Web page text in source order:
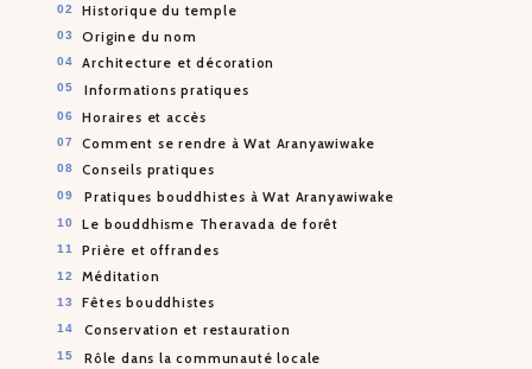
Historique du temple
Origine du nom
Architecture et décoration
Informations pratiques
Horaires et accès
Comment se rendre à Wat Aranyawiwake
Conseils pratiques
Pratiques bouddhistes à Wat Aranyawiwake
Le bouddhisme Theravada de forêt
Prière et offrandes
Méditation
Fêtes bouddhistes
Conservation et restauration
Rôle dans la communauté locale